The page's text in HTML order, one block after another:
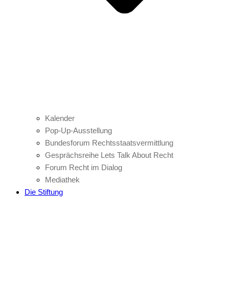
Kalender
Pop-Up-Ausstellung
Bundesforum Rechtsstaatsvermittlung
Gesprächsreihe Lets Talk About Recht
Forum Recht im Dialog
Mediathek
Die Stiftung